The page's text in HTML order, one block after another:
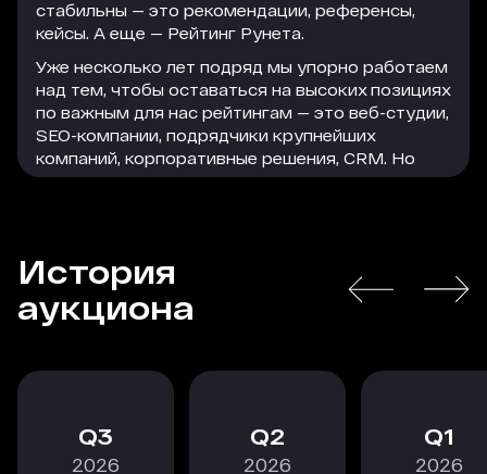
стабильны — это рекомендации, референсы,
кейсы. А еще — Рейтинг Рунета.
Уже несколько лет подряд мы упорно работаем
над тем, чтобы оставаться на высоких позициях
по важным для нас рейтингам — это веб-студии,
SEO-компании, подрядчики крупнейших
компаний, корпоративные решения, CRM. Но
параллельно с этим мы активно используем
трафика на сайт. Этот трафик легко
конвертируется в заявки, а заявки — в
благодарных клиентов, которые остаются с
В текущей экономической ситуации особенно
том числе по рекламному размещению. Радует,
что коллеги из Рейтинга Рунета не стоят на
РАСКРЫТЬ
История
аукциона
3
2026
2
2026
1
2026